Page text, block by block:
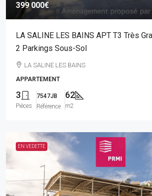
399 000€
LA SALINE LES BAINS APT T3 Très
2 Parkings Sous-Sol
LA SALINE LES BAINS
APPARTEMENT
3
Pièces
7547JB
Référence
62
m2
EN VEDETTE